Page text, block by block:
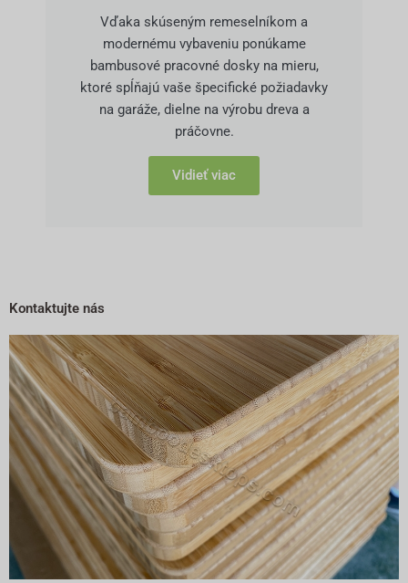
Vďaka skúseným remeselníkom a
modernému vybaveniu ponúkame
bambusové pracovné dosky na mieru,
ktoré spĺňajú vaše špecifické požiadavky
na garáže, dielne na výrobu dreva a
práčovne.
Vidieť viac
Kontaktujte nás